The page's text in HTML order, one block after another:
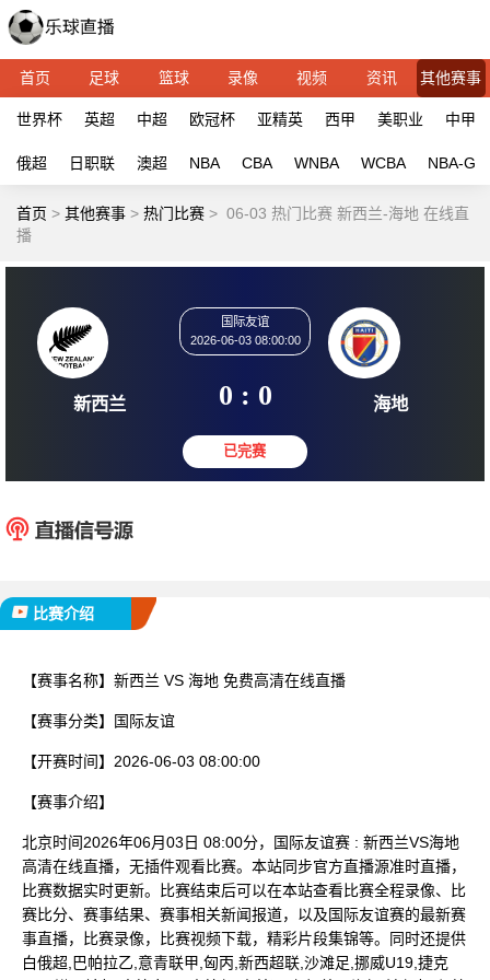
首页 足球 篮球 录像 视频 资讯 其他赛事
世界杯 英超 中超 欧冠杯 亚精英 西甲 美职业 中甲
俄超 日职联 澳超 NBA CBA WNBA WCBA NBA-G
首页 > 其他赛事 > 热门比赛 > 06-03 热门比赛 新西兰-海地 在线直
播
国际友谊
0 : 0
比赛介绍
【赛事名称】 新西兰 VS 海地 免费高清在线直播
【赛事分类】 国际友谊
【开赛时间】 2026-06-03 08:00:00
【赛事介绍】
北京时间2026年06月03日 08:00分，国际友谊赛 : 新西兰VS海地
高清在线直播，无插件观看比赛。本站同步官方直播源准时直播，
比赛数据实时更新。比赛结束后可以在本站查看比赛全程录像、比
赛比分、赛事结果、赛事相关新闻报道，以及国际友谊赛的最新赛
事直播，比赛录像，比赛视频下载，精彩片段集锦等。同时还提供
白俄超,巴帕拉乙,意青联甲,匈丙,新西超联,沙滩足,挪威U19,捷克